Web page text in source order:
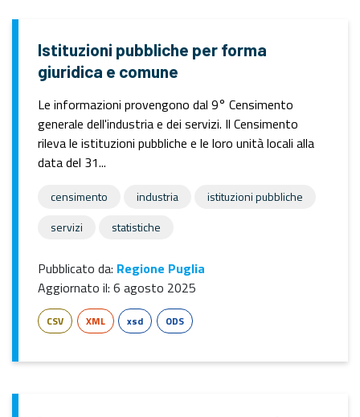
Istituzioni pubbliche per forma
giuridica e comune
Le informazioni provengono dal 9° Censimento
generale dell'industria e dei servizi. Il Censimento
rileva le istituzioni pubbliche e le loro unità locali alla
data del 31...
censimento industria
istituzioni pubbliche
servizi
statistiche
Pubblicato da: Regione Puglia
Aggiornato il: 6 agosto 2025
CSV XML xsd ODS